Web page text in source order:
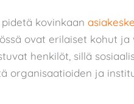
kovinkaan
ovat erilaiset kohut ja
henkilöt, sillä
organisaatioiden ja